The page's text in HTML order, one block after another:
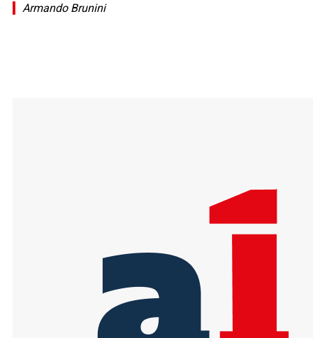
Armando Brunini